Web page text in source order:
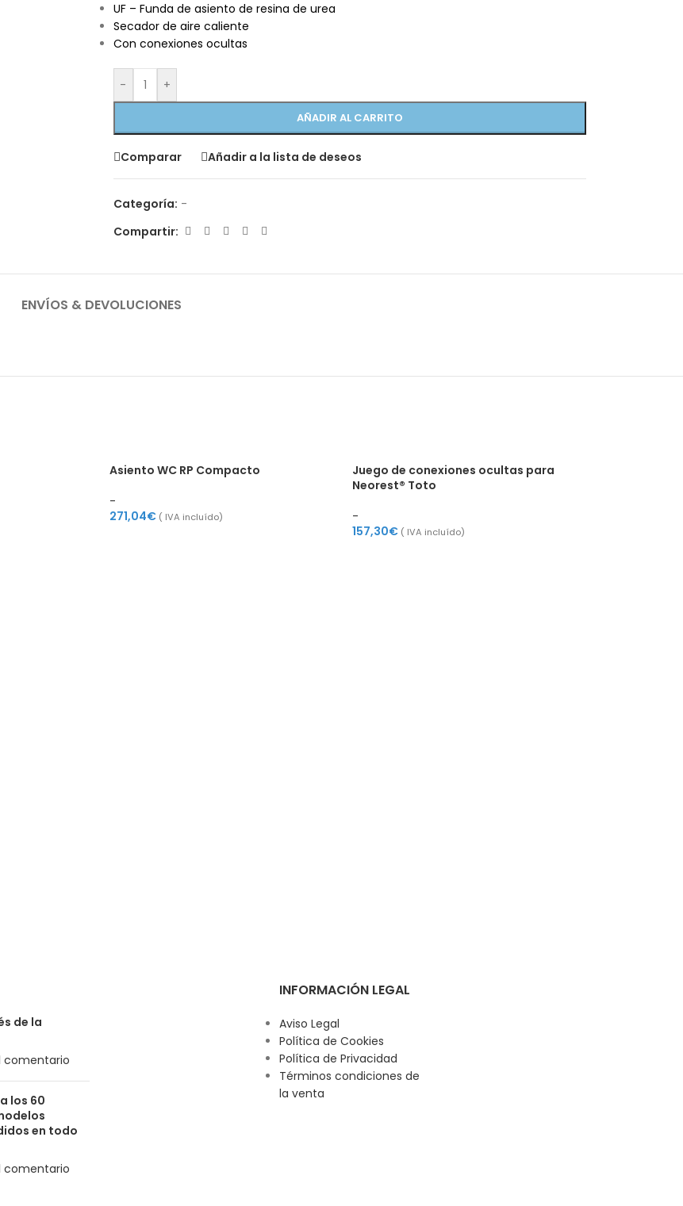
UF – Funda de asiento de resina de urea
Secador de aire caliente
Con conexiones ocultas
- +
AÑADIR AL CARRITO
Comparar Añadir a la lista de deseos
Categoría: -
Compartir:
ENVÍOS & DEVOLUCIONES
Asiento WC RP Compacto
-
271,04€ ( IVA incluído)
Juego de conexiones ocultas para
Neorest® Toto
-
157,30€ ( IVA incluído)
de la
comentario
los 60
en todo
comentario
INFORMACIÓN LEGAL
Aviso Legal
Política de Cookies
Política de Privacidad
Términos condiciones de
la venta